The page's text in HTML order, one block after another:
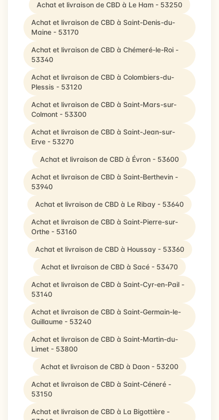
Achat et livraison de CBD à Le Ham - 53250
Achat et livraison de CBD à Saint-Denis-du-
Maine - 53170
Achat et livraison de CBD à Chémeré-le-Roi -
53340
Achat et livraison de CBD à Colombiers-du-
Plessis - 53120
Achat et livraison de CBD à Saint-Mars-sur-
Colmont - 53300
Achat et livraison de CBD à Saint-Jean-sur-
Erve - 53270
Achat et livraison de CBD à Évron - 53600
Achat et livraison de CBD à Saint-Berthevin -
53940
Achat et livraison de CBD à Le Ribay - 53640
Achat et livraison de CBD à Saint-Pierre-sur-
Orthe - 53160
Achat et livraison de CBD à Houssay - 53360
Achat et livraison de CBD à Sacé - 53470
Achat et livraison de CBD à Saint-Cyr-en-Pail -
53140
Achat et livraison de CBD à Saint-Germain-le-
Guillaume - 53240
Achat et livraison de CBD à Saint-Martin-du-
Limet - 53800
Achat et livraison de CBD à Daon - 53200
Achat et livraison de CBD à Saint-Céneré -
53150
Achat et livraison de CBD à La Bigottière -